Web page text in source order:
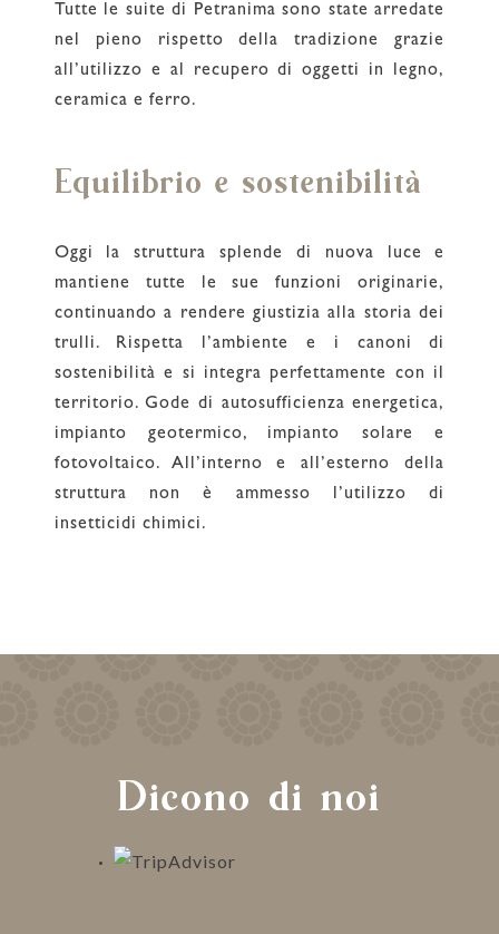
Tutte le suite di Petranima sono state arredate
nel pieno rispetto della tradizione grazie
all’utilizzo e al recupero di oggetti in legno,
ceramica e ferro.
Equilibrio e sostenibilità
Oggi la struttura splende di nuova luce e
mantiene tutte le sue funzioni originarie,
continuando a rendere giustizia alla storia dei
trulli. Rispetta l’ambiente e i canoni di
sostenibilità e si integra perfettamente con il
territorio. Gode di autosufficienza energetica,
impianto geotermico, impianto solare e
fotovoltaico. All’interno e all’esterno della
struttura non è ammesso l’utilizzo di
insetticidi chimici.
Dicono di noi